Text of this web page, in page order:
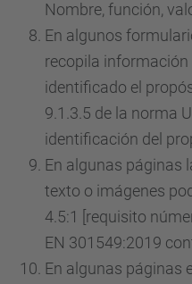
Nombre, función,
En algunos
recopila
identificado el
9.1.3.5 de la norma
identificación del
En algunas páginas
texto o imágenes
4.5:1 [requisito
EN 301549:2019
En algunas páginas